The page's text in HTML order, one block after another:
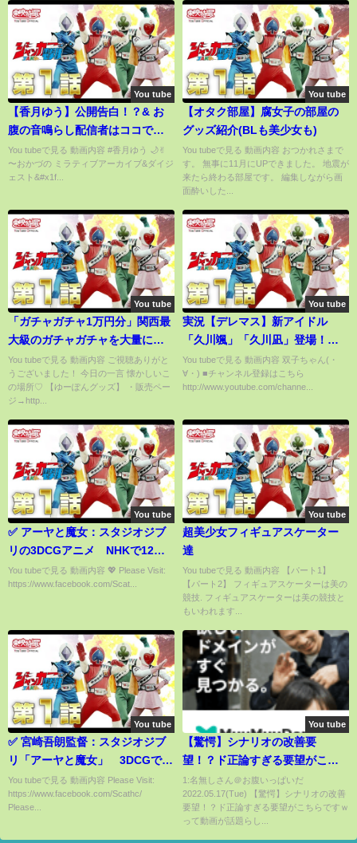
You tube
【香月ゆう】公開告白！？& お
腹の音鳴らし配信者はココです
www [PUBGモバイル]
[Mirrativ(ミラティブ) アーカイ
ブ] 2019.5.22①
You tubeで見る 動画内容 #香月ゆう 🌙✌︎
〜おかづの ミラティブアーカイブ&ダイジ
ェスト&#x1f...
You tube
【オタク部屋】腐女子の部屋の
グッズ紹介(BLも美少女も)
You tubeで見る 動画内容 おつかれさまで
す。 無事に11月にUPできました。 地震が
来たら終わる部屋です。 編集しながら画
面酔いした...
You tube
「ガチャガチャ1万円分」関西最
大級のガチャガチャを大量に回
してきた！！【ガチャガチャの
森 】
You tubeで見る 動画内容 ご視聴ありがと
うございました！ 今日の一言 懐かしいこ
の場所♡ 【ゆーぽんグッズ】 ・販売ペー
ジ→http...
You tube
実況【デレマス】新アイドル
「久川颯」「久川凪」登場！出
会いから順に見ていく！【デレ
ステ】【モバマス】
You tubeで見る 動画内容 双子ちゃん(・
∀・) ■チャンネル登録はこちら
http://www.youtube.com/channe...
You tube
✅ アーヤと魔女：スタジオジブ
リの3DCGアニメ NHKで12月
30日放送 主人公の声優に平澤
宏々路 寺島しのぶ、豊川悦
You tubeで見る 動画内容 💖 Please Visit:
https://www.facebook.com/Scat...
You tube
超美少女フィギュアスケーター
達
You tubeで見る 動画内容 【パート1】
【パート2】 フィギュアスケーターは美の
競技. フィギュアスケーターは美の競技と
もいわれます...
You tube
✅ 宮崎吾朗監督：スタジオジブ
リ「アーヤと魔女」 3DCGで作
る理由 原点受け継ぎ新たな挑
戦
You tubeで見る 動画内容 Please Visit:
https://www.facebook.com/Scathc/
Please...
You tube
【驚愕】シナリオの改善要
望！？ド正論すぎる要望がこち
らですｗ
1:名無しさん＠お腹いっぱいだ
2022.05.17(Tue) 【驚愕】シナリオの改善
要望！？ド正論すぎる要望がこちらですｗ
って動画が話題らし...